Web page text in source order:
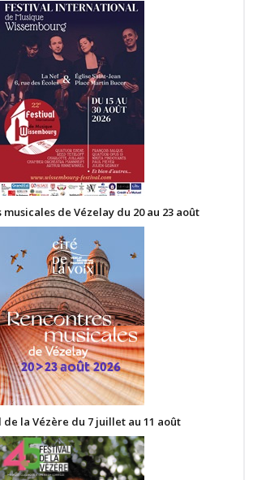
musicales de Vézelay du 20 au 23 août
de la Vézère du 7 juillet au 11 août